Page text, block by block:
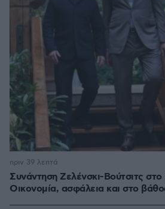
Συνάντηση Ζελένσκι-Βούτσιτς στο
Οικονομία, ασφάλεια και στο
πριν 39 λεπτά